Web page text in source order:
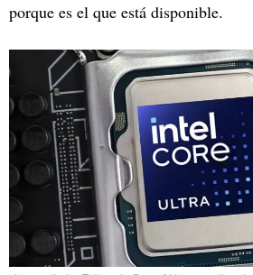
porque es el que está disponible.